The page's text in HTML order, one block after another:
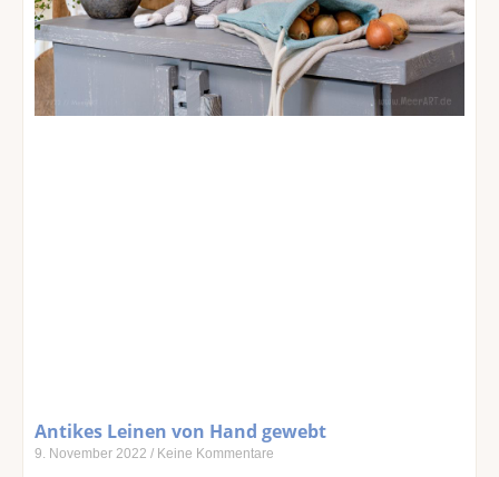
Antikes Leinen von Hand gewebt
9. November 2022 Keine Kommentare